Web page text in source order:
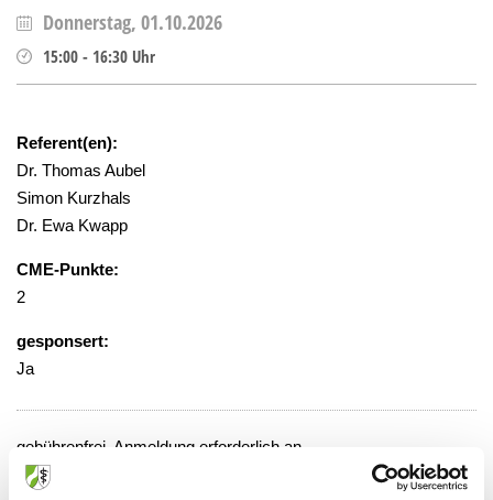
Donnerstag, 01.10.2026
15:00 - 16:30 Uhr
Referent(en):
Dr. Thomas Aubel
Simon Kurzhals
Dr. Ewa Kwapp
CME-Punkte:
2
gesponsert:
Ja
gebührenfrei, Anmeldung erforderlich an
icaliskan@rovi.com